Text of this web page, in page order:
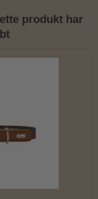
produkt har